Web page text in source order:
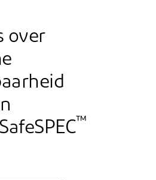
over
SafeSPEC™